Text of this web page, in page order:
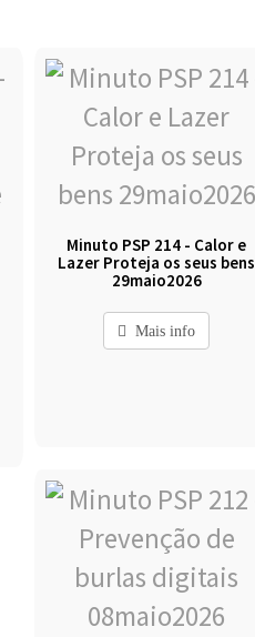
Minuto PSP 214 - Calor e
Lazer Proteja os seus bens
29maio2026
Mais info